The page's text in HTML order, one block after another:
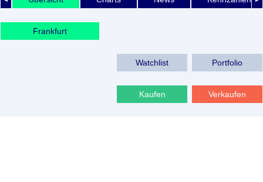
Frankfurt
Watchlist Portfolio
Kaufen Verkaufen